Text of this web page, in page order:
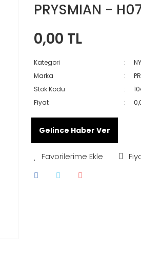
PRYSMIAN -
0,00 TL
Kategori
Marka
Stok Kodu
Fiyat
Gelince Haber Ver